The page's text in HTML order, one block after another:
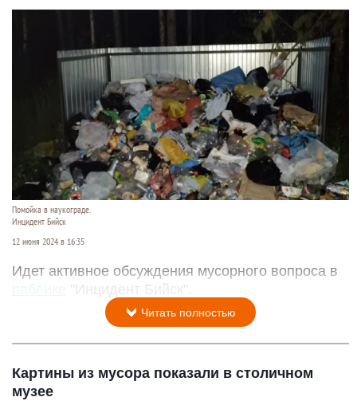
Помойка в наукограде.
Инцидент Бийск
12 июня 2024 в 16:35
Идет активное обсуждения мусорного вопроса в
паблике
"Инцидент Бийск".
Читать полностью
Картины из мусора показали в столичном
музее